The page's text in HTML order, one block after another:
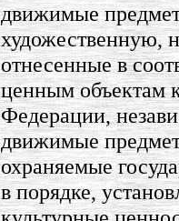
движимые
художественную,
отнесенные в
ценным объектам
Федерации,
движимые
охраняемые
в порядке,